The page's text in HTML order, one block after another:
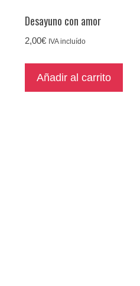
Desayuno con amor
2,00€ IVA incluído
Añadir al carrito